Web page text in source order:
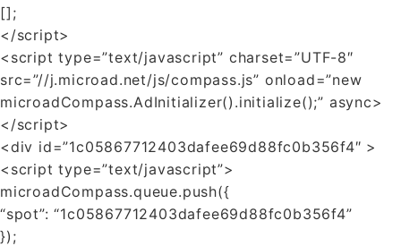
[];
</script>
<script type=”text/javascript” charset=”UTF-8″
src=”//j.microad.net/js/compass.js” onload=”new
microadCompass.AdInitializer().initialize();” async>
</script>
<div id=”1c05867712403dafee69d88fc0b356f4″ >
<script type=”text/javascript”>
microadCompass.queue.push({
“spot”: “1c05867712403dafee69d88fc0b356f4”
});